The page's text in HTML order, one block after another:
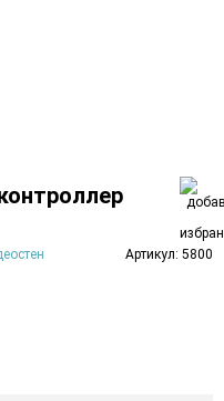
Артикул: 5800